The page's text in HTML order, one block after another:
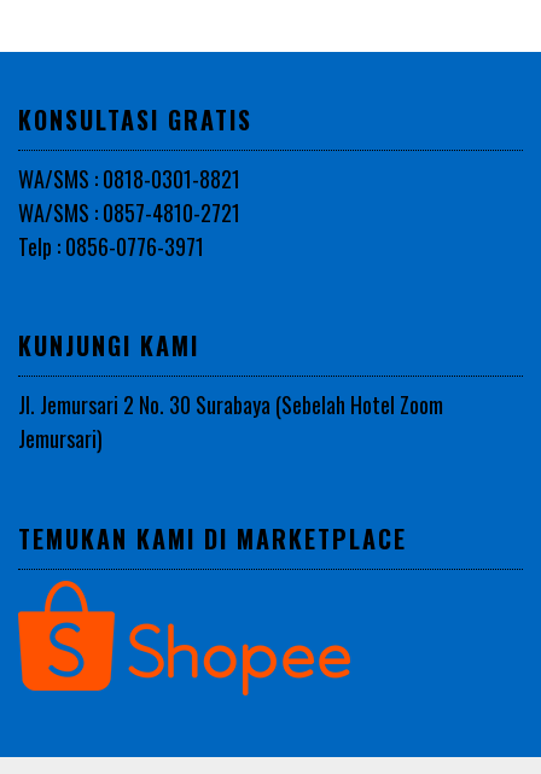
KONSULTASI GRATIS
WA/SMS : 0818-0301-8821
WA/SMS : 0857-4810-2721
Telp : 0856-0776-3971
KUNJUNGI KAMI
Jl. Jemursari 2 No. 30 Surabaya (Sebelah Hotel Zoom
Jemursari)
TEMUKAN KAMI DI MARKETPLACE